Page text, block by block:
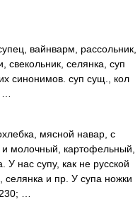
вайнварм, рассольник,
селянка, суп
синонимов. суп сущ., кол
мясной навар, с
молочный, картофельный,
У нас супу, как не русской
и пр. У супа ножки
…